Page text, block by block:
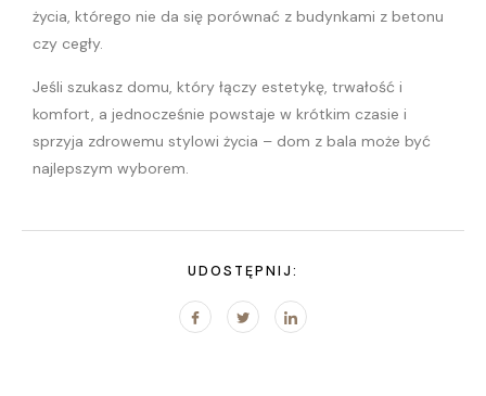
życia, którego nie da się porównać z budynkami z betonu
czy cegły.
Jeśli szukasz domu, który łączy estetykę, trwałość i
komfort, a jednocześnie powstaje w krótkim czasie i
sprzyja zdrowemu stylowi życia – dom z bala może być
najlepszym wyborem.
UDOSTĘPNIJ: